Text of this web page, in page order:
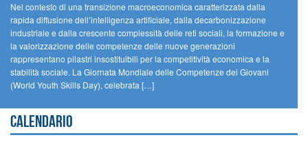
Nel contesto di una transizione macroeconomica caratterizzata dalla
rapida diffusione dell’intelligenza artificiale, dalla decarbonizzazione
industriale e dalla crescente complessità delle reti sociali, la formazione e
la valorizzazione delle competenze delle nuove generazioni
rappresentano pilastri insostituibili per la competitività economica e la
stabilità sociale. La Giornata Mondiale delle Competenze dei Giovani
(World Youth Skills Day), celebrata […]
Calendario